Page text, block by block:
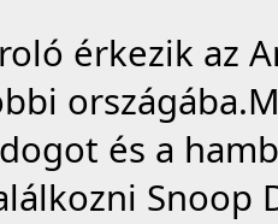
érkezik az
és a
Snoop